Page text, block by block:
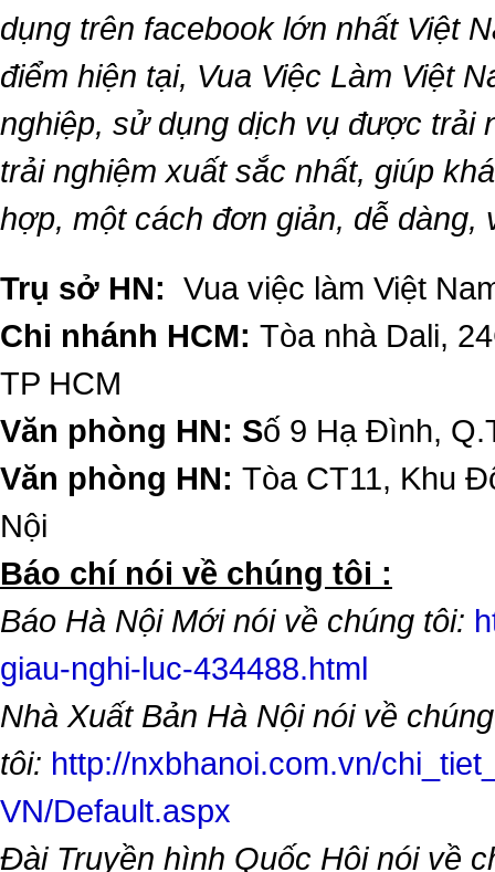
dụng trên facebook lớn nhất Việt
điểm hiện tại, Vua Việc Làm Việt
nghiệp, sử dụng dịch vụ được trải
trải nghiệm xuất sắc nhất, giúp
hợp, một cách đơn giản, dễ dàng,
Trụ sở HN: Vua việc làm Việt
Chi nhánh HCM: Tòa nhà Dali,
TP HCM
Văn phòng HN: Số 9 Hạ Đình,
Văn phòng HN: Tòa CT11, Khu
Nội
​Báo chí nói về chúng tôi :
Báo Hà Nội Mới nói về chúng tôi:
giau-nghi-luc-434488.html
Nhà Xuất Bản Hà Nội nói về chúng
tôi: http://nxbhanoi.com.vn/
VN/Default.aspx
Đài Truyền hình Quốc Hội nói về